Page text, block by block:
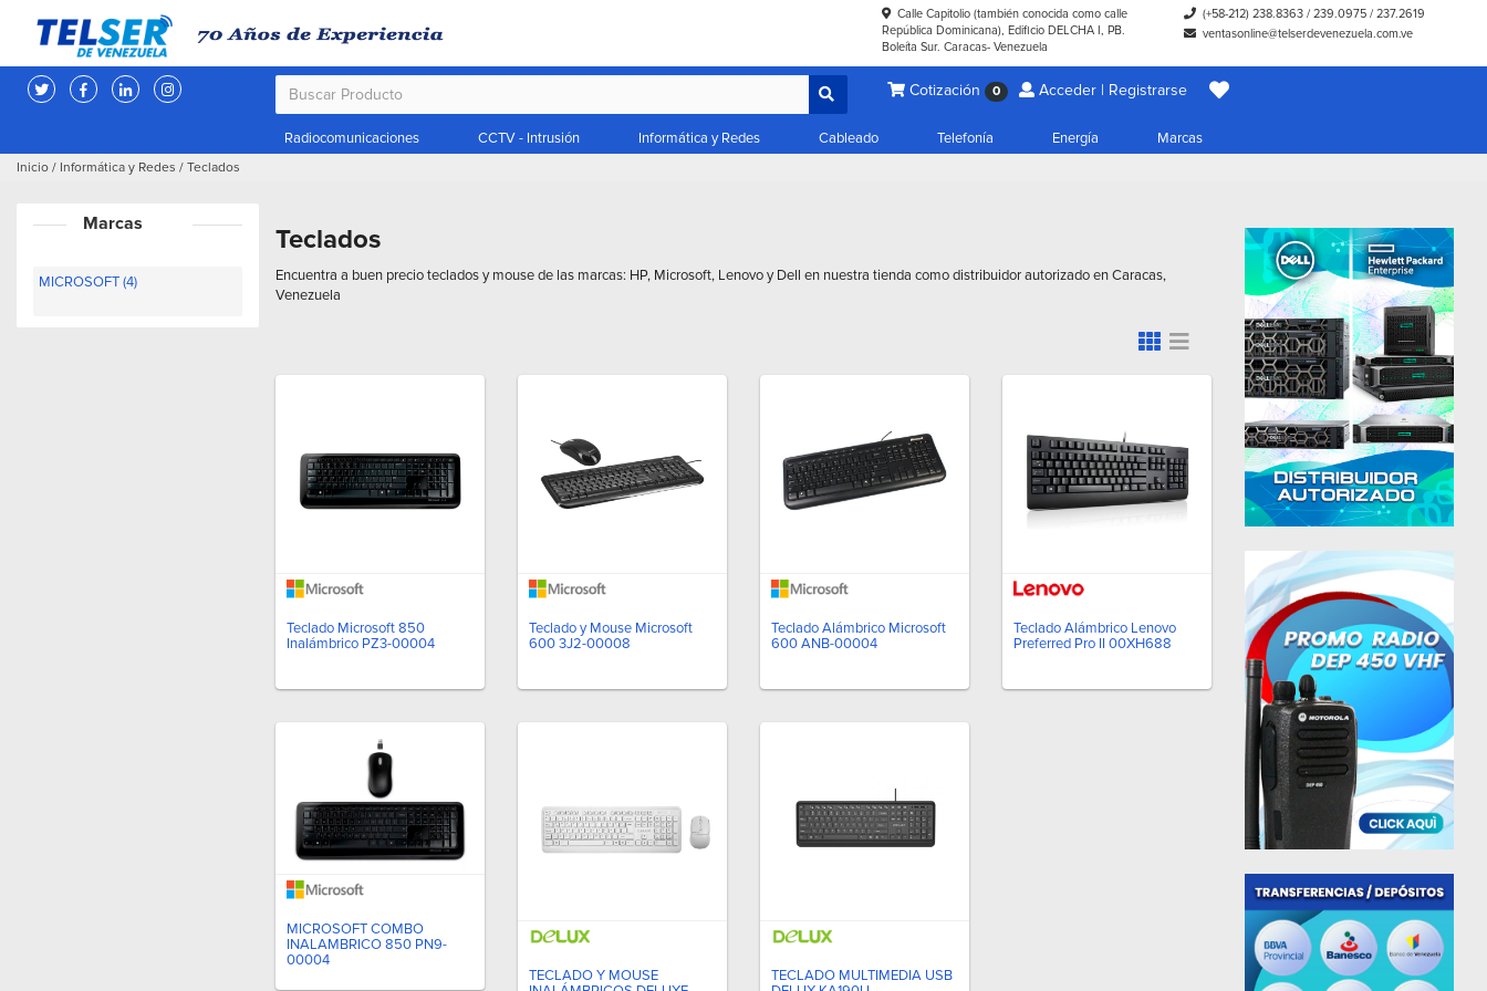
Calle Capitolio (también conocida como calle
República Dominicana), Edificio DELCHA I, PB.
Boleíta Sur. Caracas- Venezuela
(+58-212) 238.8363 /239.0975 /237.2619
ventasonline@telserdevenezuela.com.ve
Cotización 0 Acceder | Registrarse
Radiocomunicaciones CCTV - Intrusión Informática y Redes Cableado Telefonía Energía Marcas
Inicio / Informática y Redes / Teclados
Marcas
MICROSOFT (4)
Teclados
Encuentra a buen precio teclados y mouse de las marcas: HP, Microsoft, Lenovo y Dell en nuestra tienda como distribuidor autorizado en Caracas,
Venezuela
Teclado Microsoft 850
Inalámbrico PZ3-00004
Teclado y Mouse Microsoft
600 3J2-00008
Teclado Alámbrico Microsoft
600 ANB-00004
Teclado Alámbrico Lenovo
Preferred Pro II 00XH688
MICROSOFT COMBO
INALAMBRICO 850 PN9-
00004
TECLADO Y MOUSE
TECLADO MULTIMEDIA USB